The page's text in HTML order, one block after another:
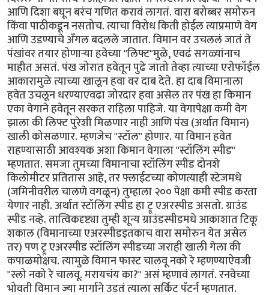
आणि दिशा बघून बरंच गणित करावं लागतं. वारा बरोब्बर समोरुन
किंवा पाठीकडून नसतोच. त्याचा विरोध किती होईल त्याप्रमाणे वेग
आणि उडण्याचे अँगल बदलले जातात. विमान वर उचललं जातं ते
पंखांवर तयार होणार्‍या हवेच्या "लिफ्ट"मुळे, एवढं सगळ्यांनाच
माहीत असतं. पंख जोरात हवेतून पुढे जातो तेव्हा त्याच्या एरोफॉईल
आकारामुळे त्याच्या खालून हवा वर दाब देते. हा दाब विमानाला
हवेत उचलून धरण्याएवढा जोरदार हवा असेल तर पंख हा किमान
एका वेगाने हवेतून सरकत राहिला पाहिजे. या वेगापेक्षा कमी वेग
झाला की लिफ्ट पुरेशी मिळणार नाही आणि पंख (अर्थात विमान)
खाली कोसळणार. म्हणजेच "स्टॉल" होणार. या विमान हवेत
राहण्यासाठी आवश्यक अशा किमान वेगाला "स्टॉलिंग स्पीड"
म्हणतात. समजा तुमच्या विमानाचा स्टॉलिंग स्पीड दोनशे
किलोमीटर प्रतितास आहे, तर फ्लाईटच्या कोणत्याही स्टेजमधे
(जमिनीवरील चालणे वगळून) तुम्हाला २०० पेक्षा कमी स्पीड करता
येणार नाही. अर्थात स्टॉलिंग स्पीड हा ट्रू एअरस्पीड असतो. ग्राउंड
स्पीड नव्हे. तात्विकदृष्ट्या तुम्ही शून्य ग्राउंडस्पीडमधे आकाशात टिकू
शकाल (विमानाच्या एअरस्पीडइतकाच वारा समोरुन येत असेल
तर) पण ट्रू एअरस्पीड स्टॉलिंग स्पीडच्या जराही खाली गेला की
कपाळमोक्षच. त्यामुळे विमान फास्ट चालवू नको रे म्हणण्याऐवजी
"स्लो नको रे चालवू. मरायचंय का?" असं म्हणावं लागतं. रनवेच्या
भोवती विमान ज्या मार्गाने उडतं त्याला सर्किट पॅटर्न म्हणतात.